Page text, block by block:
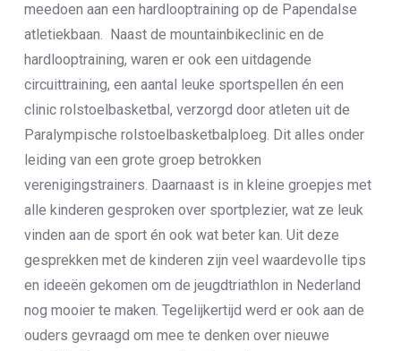
meedoen aan een hardlooptraining op de Papendalse
atletiekbaan. Naast de mountainbikeclinic en de
hardlooptraining, waren er ook een uitdagende
circuittraining, een aantal leuke sportspellen én een
clinic rolstoelbasketbal, verzorgd door atleten uit de
Paralympische rolstoelbasketbalploeg. Dit alles onder
leiding van een grote groep betrokken
verenigingstrainers. Daarnaast is in kleine groepjes met
alle kinderen gesproken over sportplezier, wat ze leuk
vinden aan de sport én ook wat beter kan. Uit deze
gesprekken met de kinderen zijn veel waardevolle tips
en ideeën gekomen om de jeugdtriathlon in Nederland
nog mooier te maken. Tegelijkertijd werd er ook aan de
ouders gevraagd om mee te denken over nieuwe